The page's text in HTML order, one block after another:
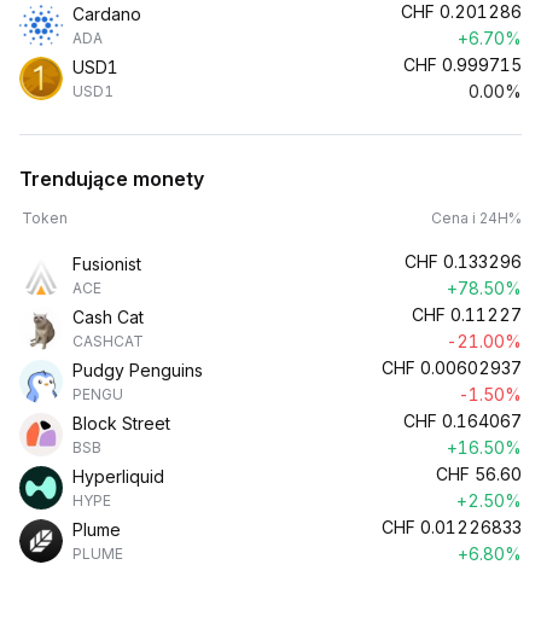
Cardano
ADA
CHF 0.201286
+6.70%
USD1
USD1
CHF 0.999715
0.00%
Trendujące monety
Token Cena i 24H%
Fusionist
ACE
CHF 0.133296
+78.50%
Cash Cat
CASHCAT
CHF 0.11227
-21.00%
Pudgy Penguins
PENGU
CHF 0.00602937
-1.50%
Block Street
BSB
CHF 0.164067
+16.50%
Hyperliquid
HYPE
CHF 56.60
+2.50%
Plume
PLUME
CHF 0.01226833
+6.80%